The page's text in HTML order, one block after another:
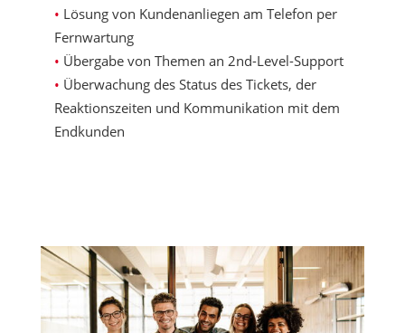
Lösung von Kundenanliegen am Telefon per
Fernwartung
Übergabe von Themen an 2nd-Level-Support
Überwachung des Status des Tickets, der
Reaktionszeiten und Kommunikation mit dem
Endkunden